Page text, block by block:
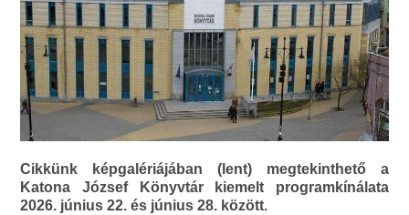
Cikkünk képgalériájában (lent) megtekinthető a
Katona József Könyvtár kiemelt programkínálata
2026. június 22. és június 28. között.